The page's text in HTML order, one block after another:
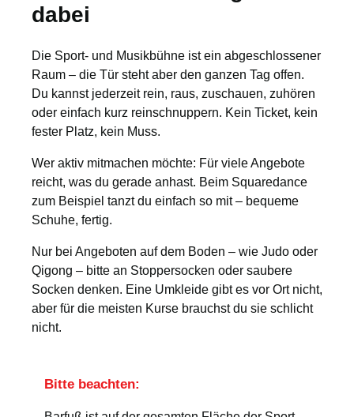
dabei
Die Sport- und Musikbühne ist ein abgeschlossener
Raum – die Tür steht aber den ganzen Tag offen.
Du kannst jederzeit rein, raus, zuschauen, zuhören
oder einfach kurz reinschnuppern. Kein Ticket, kein
fester Platz, kein Muss.
Wer aktiv mitmachen möchte: Für viele Angebote
reicht, was du gerade anhast. Beim Squaredance
zum Beispiel tanzt du einfach so mit – bequeme
Schuhe, fertig.
Nur bei Angeboten auf dem Boden – wie Judo oder
Qigong – bitte an Stoppersocken oder saubere
Socken denken. Eine Umkleide gibt es vor Ort nicht,
aber für die meisten Kurse brauchst du sie schlicht
nicht.
Bitte beachten: